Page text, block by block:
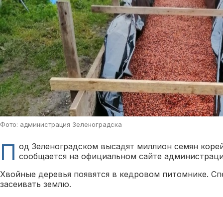
Фото: администрация Зеленоградска
П од Зеленоградском высадят миллион семян
сообщается на официальном сайте
Хвойные деревья появятся в кедровом питомнике.
засеивать землю.